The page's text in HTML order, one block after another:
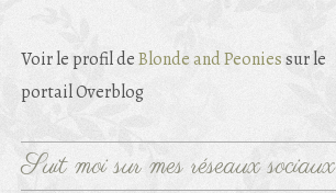
Voir le profil deBlonde and Peoniessur le
portail Overblog
Suit moi sur mes réseaux sociaux